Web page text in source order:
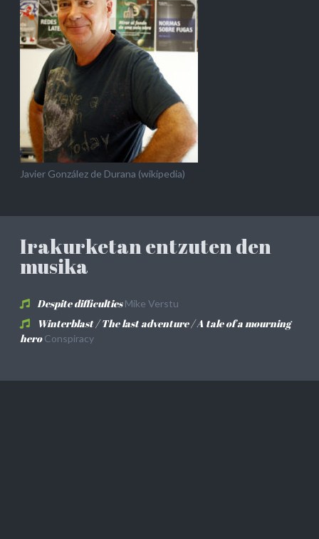
Javier González de Durana (wikipedia)
Irakurketan entzuten den
musika
Despite difficulties Mike Verstu
Winterblast / The last adventure / A tale of a mourning
hero Conspiracy